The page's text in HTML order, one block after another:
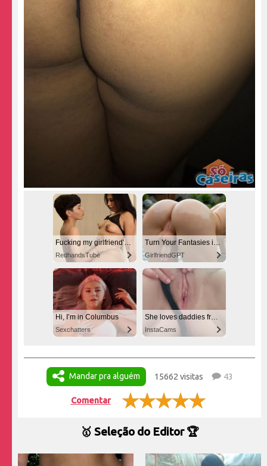
Fucking my girlfriend's hot mommy by mistake
RedhandsTube
Turn Your Fantasies into Reality
GirlfriendGPT
Hi, I’m in Columbus
Sexchatters InstaCams
Mandar pra alguém 15662 visitas 43
Comentar
🥇 Seleção do Editor 🏆